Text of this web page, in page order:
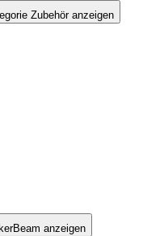
Zubehör anzeigen
anzeigen